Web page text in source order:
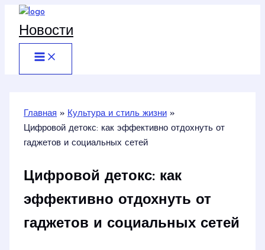
Перейти
содержимому
Новости
Главная
Культура и стиль жизни
Цифровой детокс: как эффективно отдохнуть от
гаджетов и социальных сетей
Цифровой детокс: как
эффективно отдохнуть от
гаджетов и социальных сетей